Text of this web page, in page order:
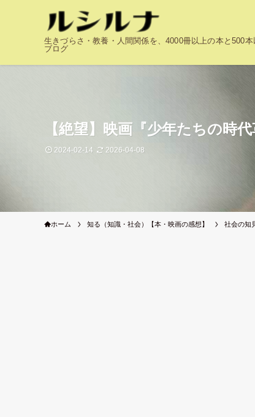
生きづらさ・教養・人間関係を、4000冊以上の本と500
ブログ
【絶望】映画『少年たちの時
2024-02-14 2026-04-08
ホーム 知る（知識・社会）【本・映画の感想】 社会の知